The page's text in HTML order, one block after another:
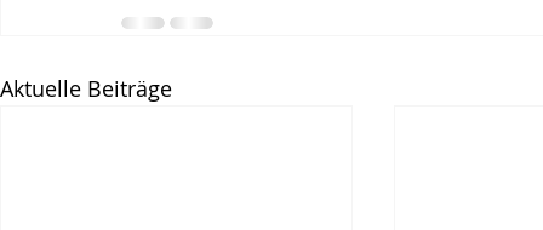
Aktuelle Beiträge